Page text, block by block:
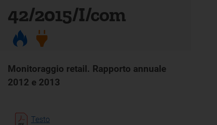
42/2015/I/com
Monitoraggio retail. Rapporto annuale
2012 e 2013
Testo